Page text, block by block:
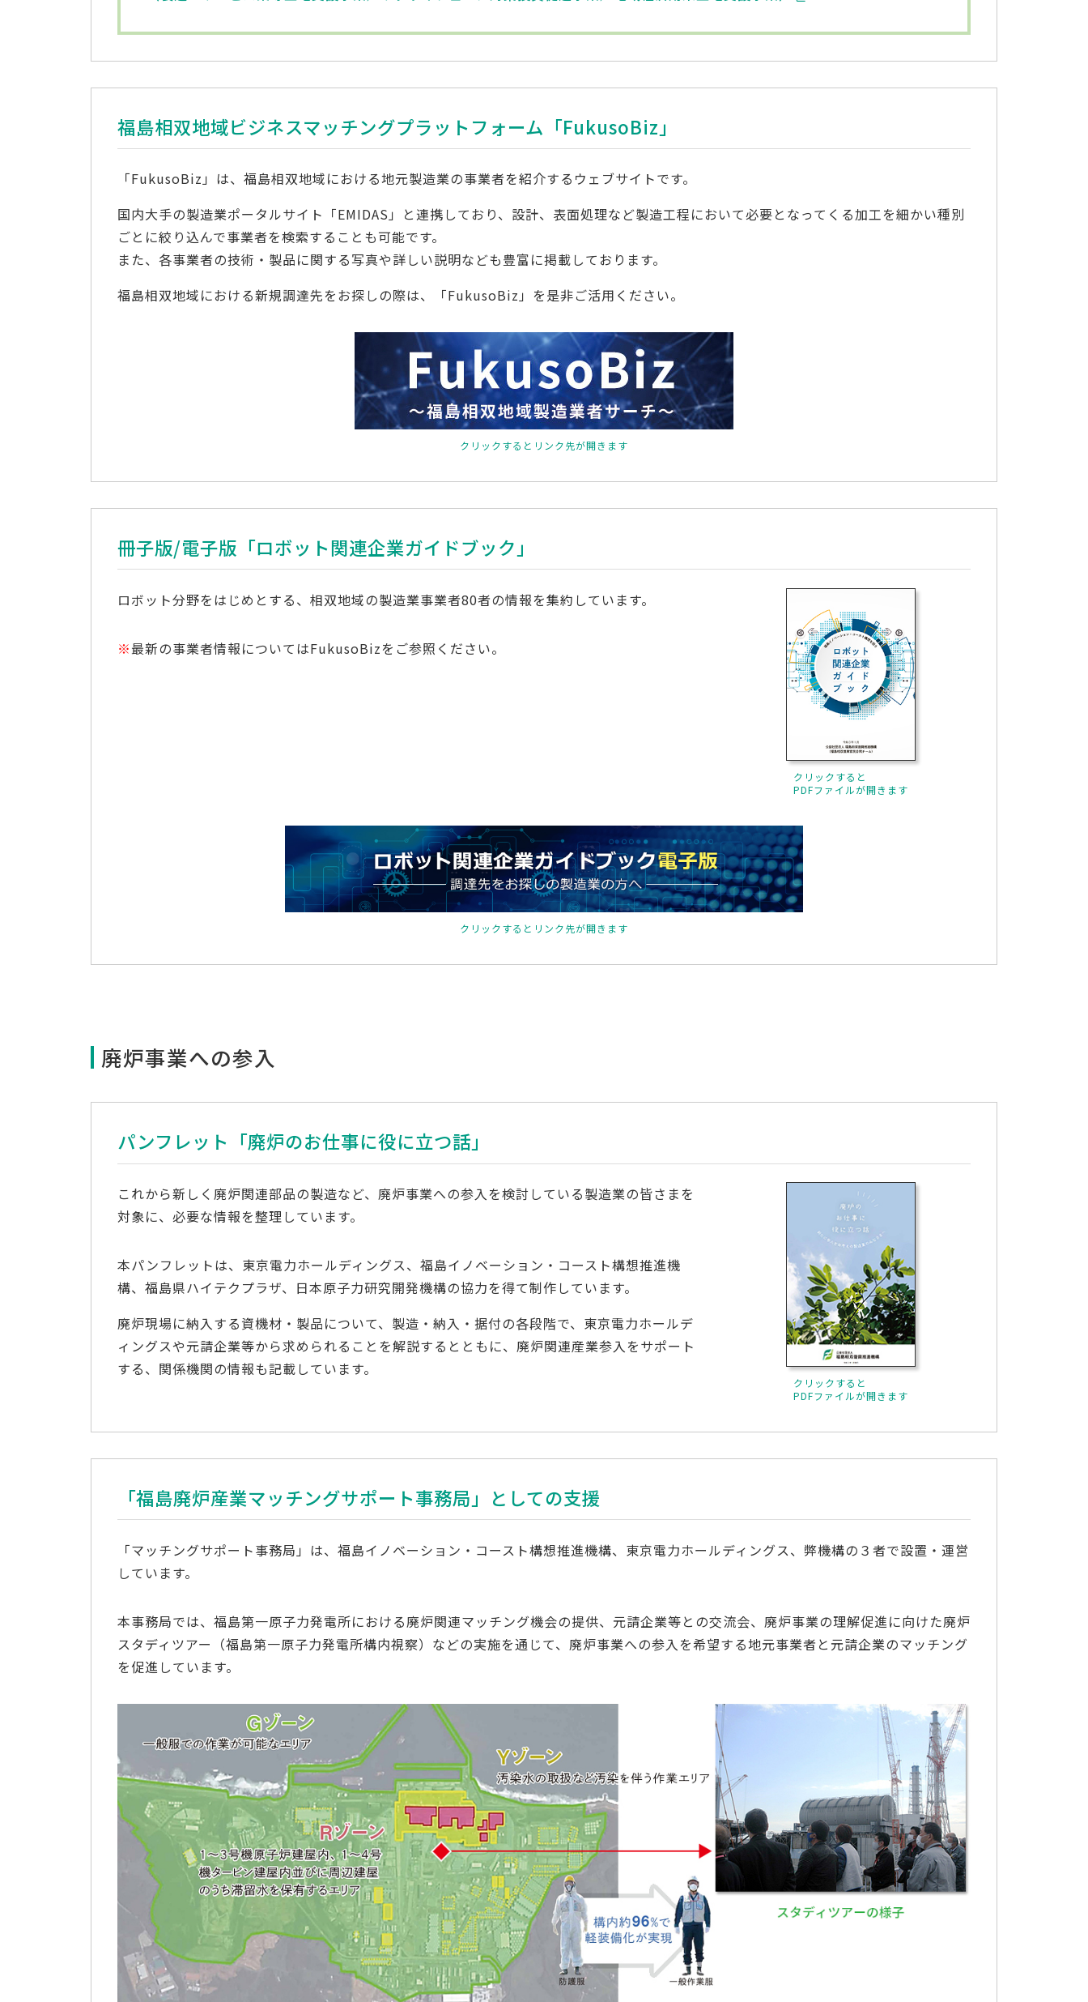
福島相双地域ビジネスマッチングプラットフォーム 「FukusoBiz」
「FukusoBiz」は、福島相双地域における地元製造業の事業者を紹介するウェブサイトです。
国内大手の製造業ポータルサイト「EMIDAS」と連携しており、設計、表面処理など製造工程において必要となってくる加工を細かい種別
ごとに絞り込んで事業者を検索することも可能です。
また、各事業者の技術・製品に関する写真や詳しい説明なども豊富に掲載しております。
福島相双地域における新規調達先をお探しの際は、「FukusoBiz」を是非ご活用ください。
クリックするとリンク先が開きます
冊子版/電子版 「ロボット関連企業ガイドブック」
ロボット分野をはじめとする、相双地域の製造業事業者80者の情報を集約しています。
※最新の事業者情報についてはFukusoBizをご参照ください。
クリックすると
PDFファイルが開きます
クリックするとリンク先が開きます
廃炉事業への参入
パンフレット 「廃炉のお仕事に役に立つ話」
これから新しく廃炉関連部品の製造など、廃炉事業への参入を検討している製造業の皆さまを
対象に、必要な情報を整理しています。
本パンフレットは、東京電力ホールディングス、福島イノベーション・コースト構想推進機
構、福島県ハイテクプラザ、日本原子力研究開発機構の協力を得て制作しています。
廃炉現場に納入する資機材・製品について、製造・納入・据付の各段階で、東京電力ホールデ
ィングスや元請企業等から求められることを解説するとともに、廃炉関連産業参入をサポート
する、関係機関の情報も記載しています。
クリックすると
PDFファイルが開きます
「福島廃炉産業マッチングサポート事務局」としての支援
「マッチングサポート事務局」は、福島イノベーション・コースト構想推進機構、東京電力ホールディングス、弊機構の３者で設置・運営
しています。
本事務局では、福島第一原子力発電所における廃炉関連マッチング機会の提供、元請企業等との交流会、廃炉事業の理解促進に向けた廃炉
スタディツアー（福島第一原子力発電所構内視察）などの実施を通じて、廃炉事業への参入を希望する地元事業者と元請企業のマッチング
を促進しています。